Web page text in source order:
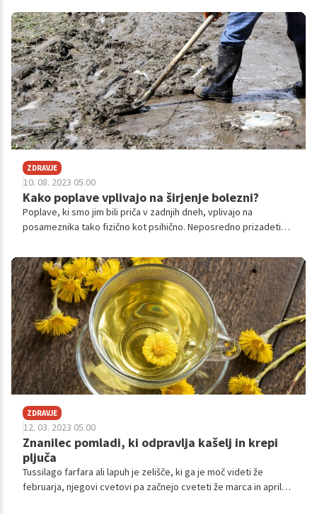
zdravje. Poglejmo si najpogostejša jesenska obolenja,
preprečevanje, preventivo in kurativo.
ZDRAVJE
10. 08. 2023 05.00
Kako poplave vplivajo na širjenje bolezni?
Poplave, ki smo jim bili priča v zadnjih dneh, vplivajo na
posameznika tako fizično kot psihično. Neposredno prizadeti
okolici. To pa še ni vse. Poplave na žalost pustijo posledice tudi
na in v našem okolju z zdravstvenega vidika.
ZDRAVJE
12. 03. 2023 05.00
Znanilec pomladi, ki odpravlja kašelj in krepi
pljuča
Tussilago farfara ali lapuh je zelišče, ki ga je moč videti že
februarja, njegovi cvetovi pa začnejo cveteti že marca in aprila.